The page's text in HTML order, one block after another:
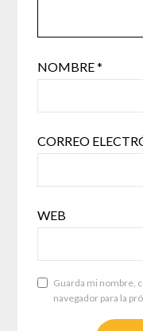
NOMBRE*
CORREO
WEB
Guarda mi nombre,
navegador para la